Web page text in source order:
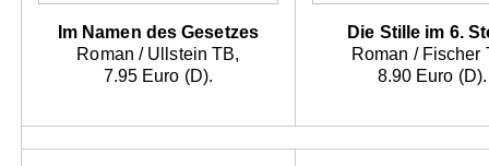
Im Namen des Gesetzes
Roman / Ullstein TB,
7.95 Euro (D).
Die Stille im 6.
Roman / Fischer
8.90 Euro (D).